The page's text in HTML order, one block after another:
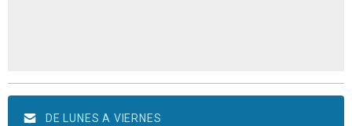
DE LUNES A VIERNES